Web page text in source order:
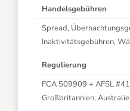
Handelsgebühren
Spread,
Inaktivitätsgebühren,
Regulierung
FCA 509909 + AFSL
Großbritannien,